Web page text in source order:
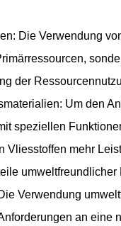
Die Verwendung
der
Um den
speziellen
Vliesstoffen mehr
umweltfreundlicher
Verwendung
an eine